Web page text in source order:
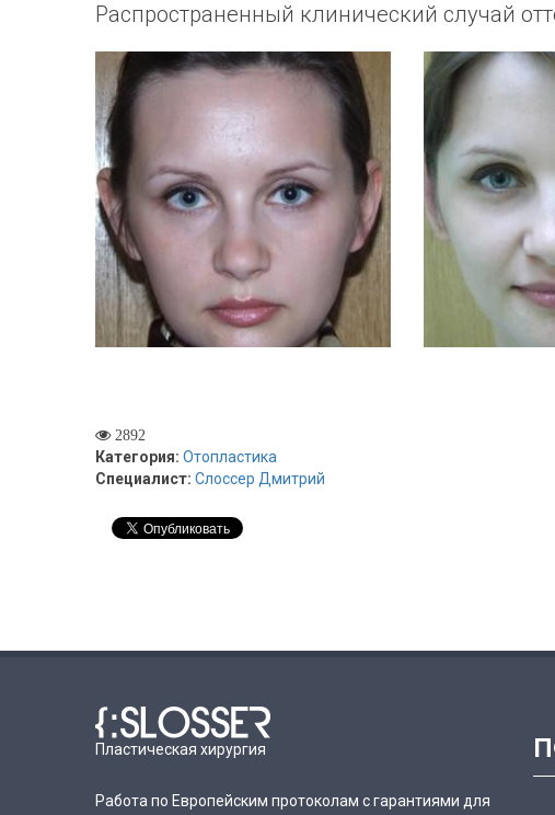
Распространенный клинический случай
2892
Категория: Отопластика
Специалист: Слоссер Дмитрий
Пластическая хирургия
Работа по Европейским протоколам с гарантиями для